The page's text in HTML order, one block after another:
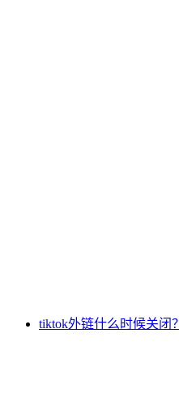
tiktok外链什么时候关闭？